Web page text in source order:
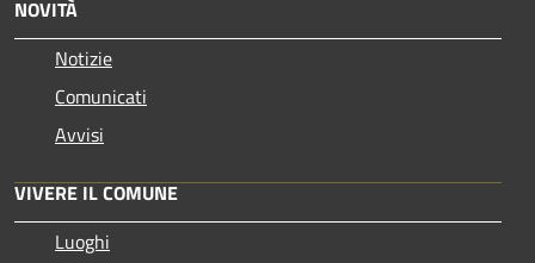
NOVITÀ
Notizie
Comunicati
Avvisi
VIVERE IL COMUNE
Luoghi